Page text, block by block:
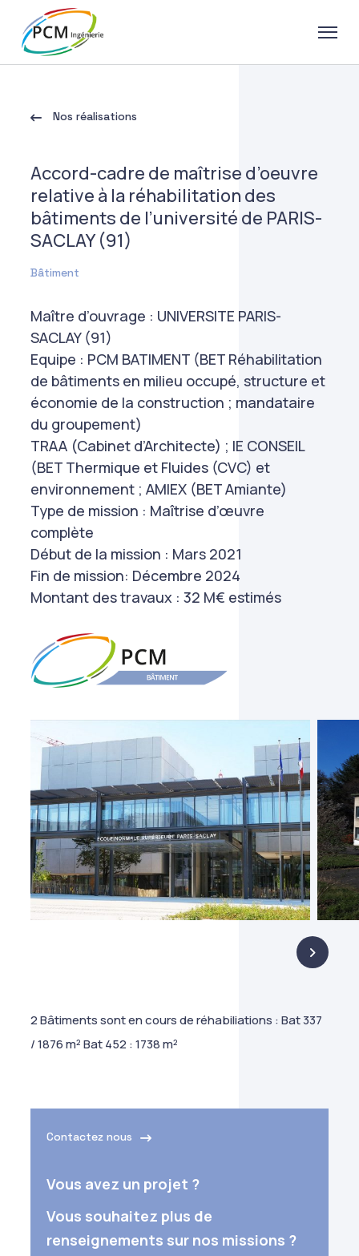
Nos réalisations
Accord-cadre de maîtrise d’oeuvre
relative à la réhabilitation des
bâtiments de l’université de PARIS-
SACLAY (91)
Bâtiment
Maître d’ouvrage : UNIVERSITE PARIS-
SACLAY (91)
Equipe : PCM BATIMENT (BET Réhabilitation
de bâtiments en milieu occupé, structure et
économie de la construction ; mandataire
du groupement)
TRAA (Cabinet d’Architecte) ; IE CONSEIL
(BET Thermique et Fluides (CVC) et
environnement ; AMIEX (BET Amiante)
Type de mission : Maîtrise d’œuvre
complète
Début de la mission : Mars 2021
Fin de mission: Décembre 2024
Montant des travaux : 32 M€ estimés
2 Bâtiments sont en cours de réhabiliations : Bat 337
/ 1876 m² Bat 452 : 1738 m²
Contactez nous
Vous avez un projet ?
Vous souhaitez plus de
renseignements sur nos missions ?